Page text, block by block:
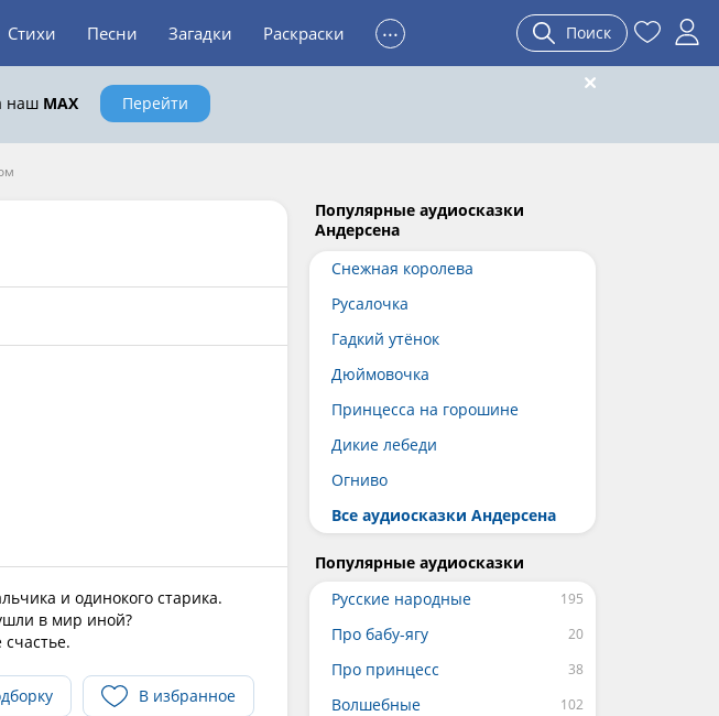
Стихи Песни Загадки Раскраски ... Поиск
наш MAX Перейти
и одинокого старика.
в мир иной?
В избранное
Популярные аудиосказки
Андерсена
Снежная королева
Русалочка
Гадкий утёнок
Дюймовочка
Принцесса на горошине
Дикие лебеди
Огниво
Все аудиосказки Андерсена
Популярные аудиосказки
Русские народные
Про бабу-ягу
Про принцесс
Волшебные